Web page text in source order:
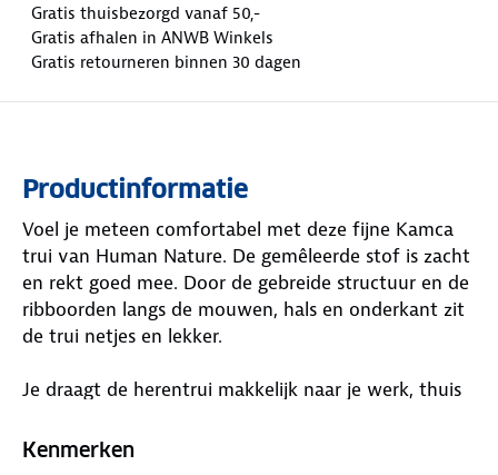
Gratis thuisbezorgd vanaf 50,-
Gratis afhalen in ANWB Winkels
Gratis retourneren binnen 30 dagen
Productinformatie
Voel je meteen comfortabel met deze fijne Kamca
trui van Human Nature. De gemêleerde stof is zacht
en rekt goed mee. Door de gebreide structuur en de
ribboorden langs de mouwen, hals en onderkant zit
de trui netjes en lekker.
Je draagt de herentrui makkelijk naar je werk, thuis
genoeg bewegingsvrijheid. Dit is dé trui die je graag
Kenmerken